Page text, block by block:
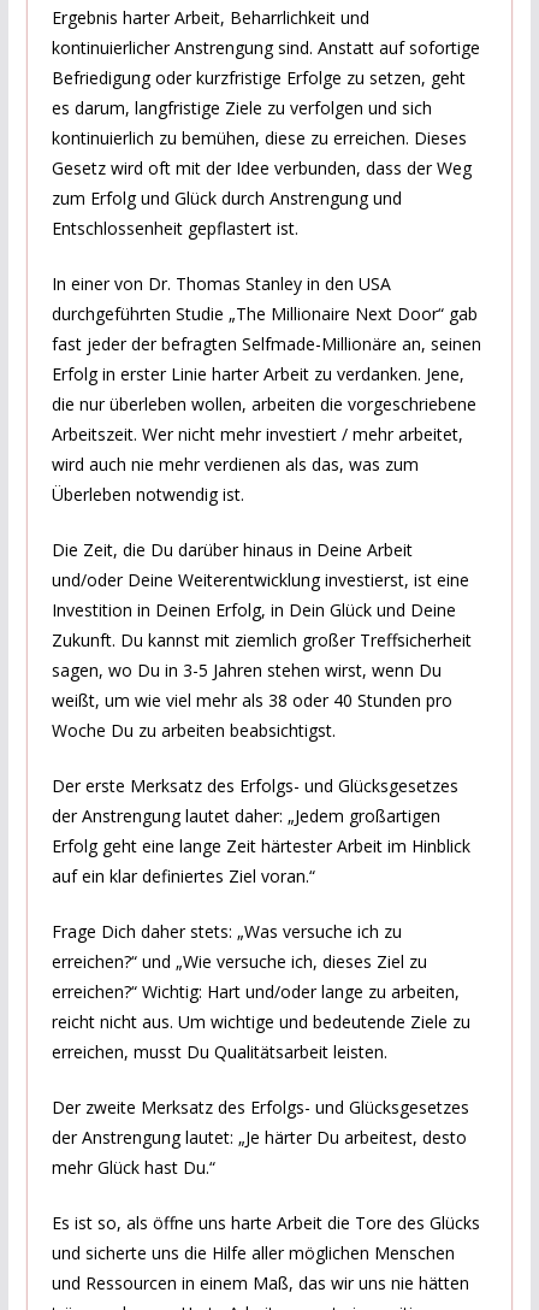
Ergebnis harter Arbeit, Beharrlichkeit und
kontinuierlicher Anstrengung sind. Anstatt auf sofortige
Befriedigung oder kurzfristige Erfolge zu setzen, geht
es darum, langfristige Ziele zu verfolgen und sich
kontinuierlich zu bemühen, diese zu erreichen. Dieses
Gesetz wird oft mit der Idee verbunden, dass der Weg
zum Erfolg und Glück durch Anstrengung und
Entschlossenheit gepflastert ist.
In einer von Dr. Thomas Stanley in den USA
durchgeführten Studie „The Millionaire Next Door“ gab
fast jeder der befragten Selfmade-Millionäre an, seinen
Erfolg in erster Linie harter Arbeit zu verdanken. Jene,
die nur überleben wollen, arbeiten die vorgeschriebene
Arbeitszeit. Wer nicht mehr investiert / mehr arbeitet,
wird auch nie mehr verdienen als das, was zum
Überleben notwendig ist.
Die Zeit, die Du darüber hinaus in Deine Arbeit
und/oder Deine Weiterentwicklung investierst, ist eine
Investition in Deinen Erfolg, in Dein Glück und Deine
Zukunft. Du kannst mit ziemlich großer Treffsicherheit
sagen, wo Du in 3-5 Jahren stehen wirst, wenn Du
weißt, um wie viel mehr als 38 oder 40 Stunden pro
Woche Du zu arbeiten beabsichtigst.
Der erste Merksatz des Erfolgs- und Glücksgesetzes
der Anstrengung lautet daher: „Jedem großartigen
Erfolg geht eine lange Zeit härtester Arbeit im Hinblick
auf ein klar definiertes Ziel voran.“
Frage Dich daher stets: „Was versuche ich zu
erreichen?“ und „Wie versuche ich, dieses Ziel zu
erreichen?“ Wichtig: Hart und/oder lange zu arbeiten,
reicht nicht aus. Um wichtige und bedeutende Ziele zu
erreichen, musst Du Qualitätsarbeit leisten.
Der zweite Merksatz des Erfolgs- und Glücksgesetzes
der Anstrengung lautet: „Je härter Du arbeitest, desto
mehr Glück hast Du.“
Es ist so, als öffne uns harte Arbeit die Tore des Glücks
und sicherte uns die Hilfe aller möglichen Menschen
und Ressourcen in einem Maß, das wir uns nie hätten